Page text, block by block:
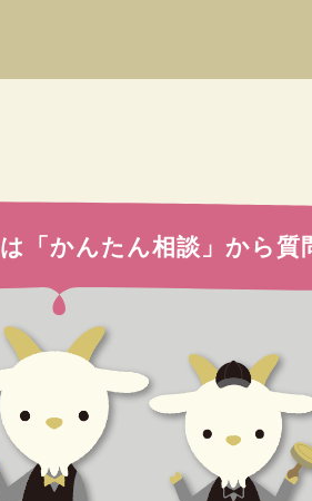
「かんたん相談」から質